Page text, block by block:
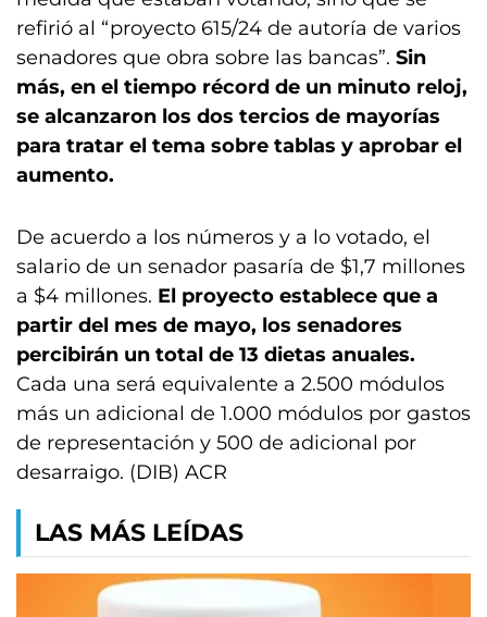
refirió al “proyecto 615/24 de autoría de varios
senadores que obra sobre las bancas”. Sin
más, en el tiempo récord de un minuto reloj,
se alcanzaron los dos tercios de mayorías
para tratar el tema sobre tablas y aprobar el
aumento.
De acuerdo a los números y a lo votado, el
salario de un senador pasaría de $1,7 millones
a $4 millones. El proyecto establece que a
partir del mes de mayo, los senadores
percibirán un total de 13 dietas anuales.
Cada una será equivalente a 2.500 módulos
más un adicional de 1.000 módulos por gastos
de representación y 500 de adicional por
desarraigo. (DIB) ACR
LAS MÁS LEÍDAS